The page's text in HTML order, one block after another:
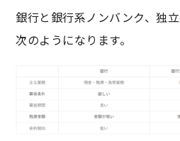
銀行と銀行系ノンバンク、独
次のようになります。